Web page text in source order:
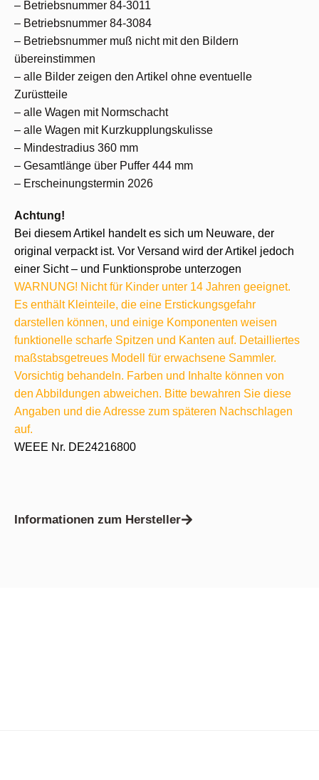
– Betriebsnummer 84-3011
– Betriebsnummer 84-3084
– Betriebsnummer muß nicht mit den Bildern
übereinstimmen
– alle Bilder zeigen den Artikel ohne eventuelle
Zurüstteile
– alle Wagen mit Normschacht
– alle Wagen mit Kurzkupplungskulisse
– Mindestradius 360 mm
– Gesamtlänge über Puffer 444 mm
– Erscheinungstermin 2026
Achtung!
Bei diesem Artikel handelt es sich um Neuware, der
original verpackt ist. Vor Versand wird der Artikel jedoch
einer Sicht – und Funktionsprobe unterzogen
WARNUNG! Nicht für Kinder unter 14 Jahren geeignet.
Es enthält Kleinteile, die eine Erstickungsgefahr
darstellen können, und einige Komponenten weisen
funktionelle scharfe Spitzen und Kanten auf. Detailliertes
maßstabsgetreues Modell für erwachsene Sammler.
Vorsichtig behandeln. Farben und Inhalte können von
den Abbildungen abweichen. Bitte bewahren Sie diese
Angaben und die Adresse zum späteren Nachschlagen
auf.
WEEE Nr. DE24216800
Informationen zum Hersteller